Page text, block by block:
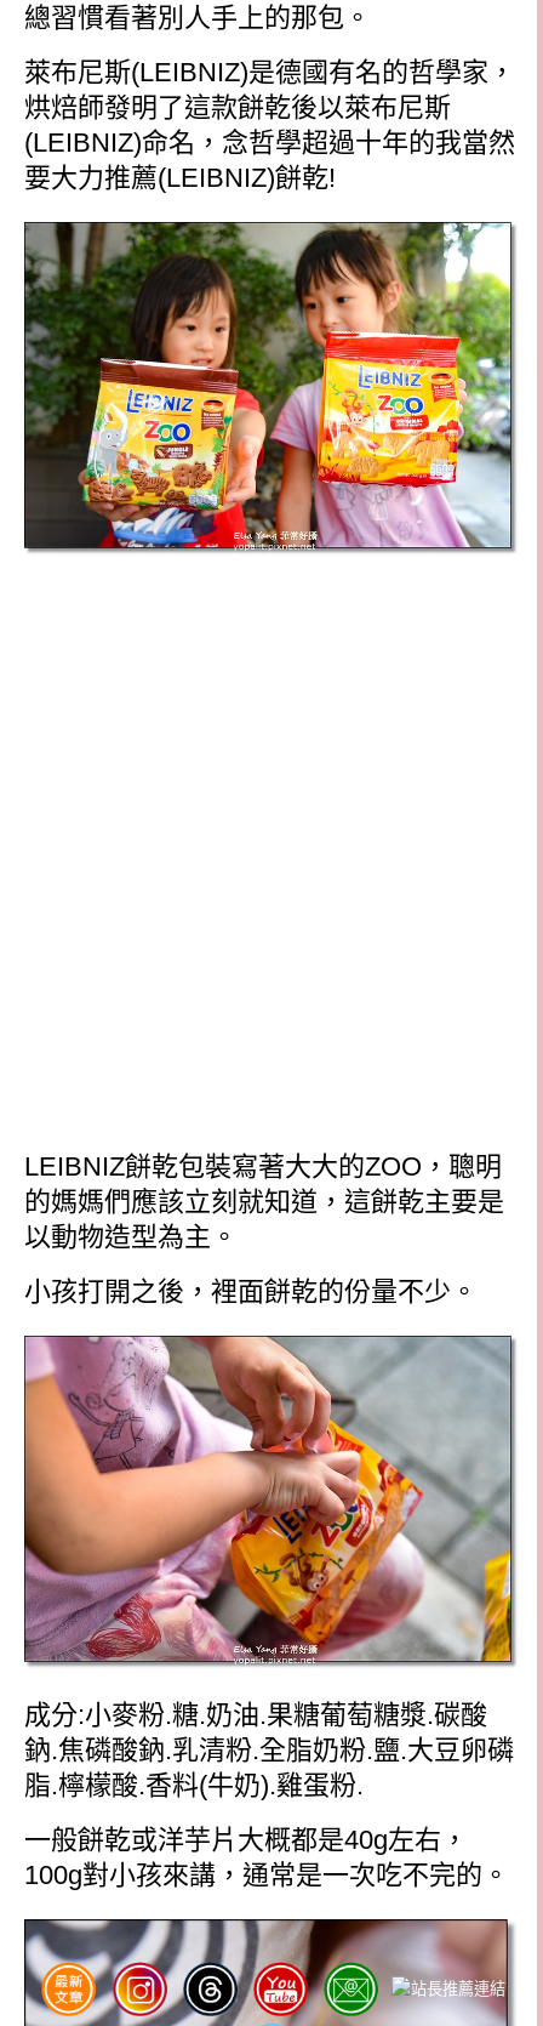
總習慣看著別人手上的那包。
萊布尼斯(LEIBNIZ)是德國有名的哲學家，
烘焙師發明了這款餅乾後以萊布尼斯
(LEIBNIZ)命名，念哲學超過十年的我當然
要大力推薦(LEIBNIZ)餅乾!
LEIBNIZ餅乾包裝寫著大大的ZOO ，聰明
的媽媽們應該立刻就知道，這餅乾主要是
以動物造型為主。
小孩打開之後，裡面餅乾的份量不少。
成分:小麥粉.糖.奶油.果糖葡萄糖漿.碳酸
鈉.焦磷酸鈉.乳清粉.全脂奶粉.鹽.大豆卵磷
脂.檸檬酸.香料(牛奶).雞蛋粉.
一般餅乾或洋芋片大概都是40g左右，
100g對小孩來講，通常是一次吃不完的。